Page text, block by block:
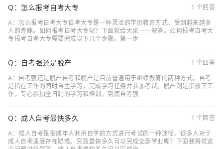
Q：怎么报考自考大专
1 个回答
A：怎么报考自考大专自考大专是一种灵活的学历教育方式，受到越来越多
人的青睐。如何报考自考大专呢？下面就给大家一一解答。如何报考自考大
专报考自考大专需要完成以下几个步骤。第一步
Q：自考强还是脱产
1 个回答
A：自考强还是脱产自考和脱产是目前普遍用于继续教育的两种方式。自考
是指在工作的同时自主学习，完成学习任务并参加考试。脱产则是指放下工
作，专心参加全日制的学习和培训。到底自考强
Q：成人自考最快多久
1 个回答
A：成人自考是指成年人利用自学的方式进行考试的一种途径。很多人对于
成人自考速度存在疑惑，究竟最快多久可以完成全部学业呢？下面我将就这